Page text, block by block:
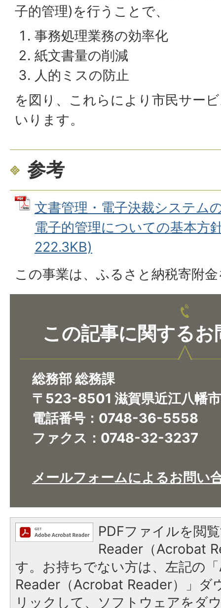
子的管理)を行うことで、
事務処理業務の効率化
紙文書量の削減
人的ミスの防止
を図り、これらにより市民サー
いります。
参考
文書管理・電子決裁システム
電子的管理についての基本方
222.3KB)
この事業は、ふるさと納税寄附
この記事に関するお
総務部 総務課
〒523-8501 滋賀県近江八幡
電話番号：0748-36-5558
ファクス：0748-32-3237
メールフォームによるお問い
PDFファイルを閲
Reader（Acrobat
す。お持ちでない方は、左記の
Reader（Acrobat Reader）」ダ
リックして、ソフトウェアをダ